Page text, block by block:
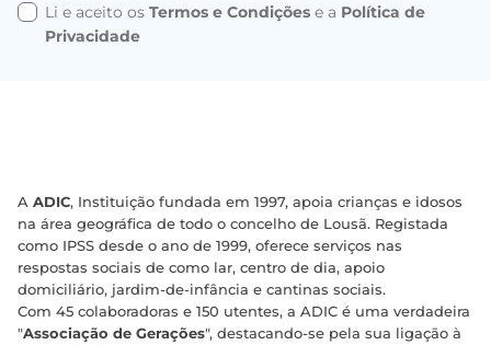
Li e aceito os Termos e Condiçõese a Política de
Privacidade
A ADIC, Instituição fundada em 1997, apoia crianças e idosos
na área geográfica de todo o concelho de Lousã. Registada
como IPSS desde o ano de 1999, oferece serviços nas
respostas sociais de como lar, centro de dia, apoio
domiciliário, jardim-de-infância e cantinas sociais.
Com 45 colaboradoras e 150 utentes, a ADIC é uma verdadeira
"Associação de Gerações", destacando-se pela sua ligação à